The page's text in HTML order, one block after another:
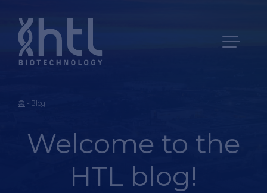
홈 - Blog
Welcome to the
HTL blog!